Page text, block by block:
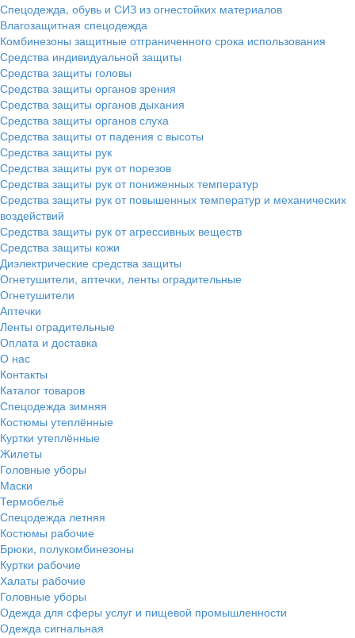
Спецодежда, обувь и СИЗ из огнестойких материалов
Влагозащитная спецодежда
Комбинезоны защитные отграниченного срока использования
Средства индивидуальной защиты
Средства защиты головы
Средства защиты органов зрения
Средства защиты органов дыхания
Средства защиты органов слуха
Средства защиты от падения с высоты
Средства защиты рук
Средства защиты рук от порезов
Средства защиты рук от пониженных температур
Средства защиты рук от повышенных температур и механических
воздействий
Средства защиты рук от агрессивных веществ
Средства защиты кожи
Диэлектрические средства защиты
Огнетушители, аптечки, ленты оградительные
Огнетушители
Аптечки
Ленты оградительные
Оплата и доставка
О нас
Контакты
Каталог товаров
Спецодежда зимняя
Костюмы утеплённые
Куртки утеплённые
Жилеты
Головные уборы
Маски
Термобельё
Спецодежда летняя
Костюмы рабочие
Брюки, полукомбинезоны
Куртки рабочие
Халаты рабочие
Головные уборы
Одежда для сферы услуг и пищевой промышленности
Одежда сигнальная